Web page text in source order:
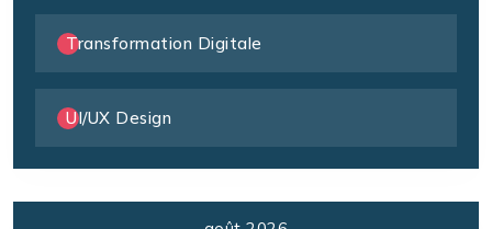
Transformation Digitale
UI/UX Design